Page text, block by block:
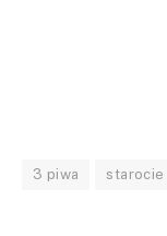
3 piwa starocie